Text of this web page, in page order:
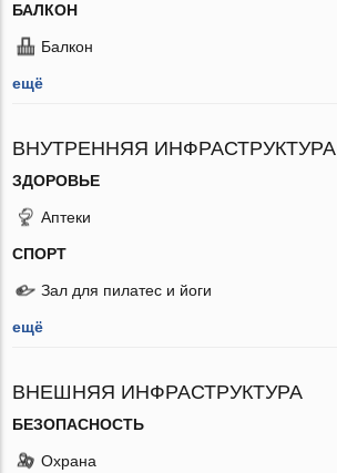
БАЛКОН
Балкон
ещё
ВНУТРЕННЯЯ ИНФРАСТРУКТУРА
ЗДОРОВЬЕ
Аптеки
СПОРТ
Зал для пилатес и йоги
ещё
ВНЕШНЯЯ ИНФРАСТРУКТУРА
БЕЗОПАСНОСТЬ
Охрана